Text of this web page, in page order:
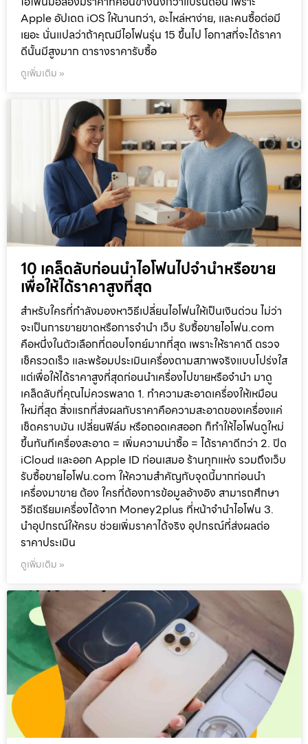
Apple อัปเดต iOS ให้นานกว่า, อะไหล่หาง่าย, และคนซื้อต่อมี
เยอะ นั่นแปลว่าถ้าคุณมีไอโฟนรุ่น 15 ขึ้นไป โอกาสที่จะได้ราคา
ดีนั้นมีสูงมาก ตารางราคารับซื้อ
ดูเพิ่มเติม »
10 เคล็ดลับก่อนนำไอโฟนไปจำนำหรือขาย
เพื่อให้ได้ราคาสูงที่สุด
สำหรับใครที่กำลังมองหาวิธีเปลี่ยนไอโฟนให้เป็นเงินด่วน ไม่ว่า
จะเป็นการขายขาดหรือการจำนำ เว็บ รับซื้อขายไอโฟน.com
คือหนึ่งในตัวเลือกที่ตอบโจทย์มากที่สุด เพราะให้ราคาดี ตรวจ
เช็ครวดเร็ว และพร้อมประเมินเครื่องตามสภาพจริงแบบโปร่งใส
แต่เพื่อให้ได้ราคาสูงที่สุดก่อนนำเครื่องไปขายหรือจำนำ มาดู
เคล็ดลับที่คุณไม่ควรพลาด 1. ทำความสะอาดเครื่องให้เหมือน
ใหม่ที่สุด สิ่งแรกที่ส่งผลกับราคาคือความสะอาดของเครื่องแค่
เช็ดคราบมัน เปลี่ยนฟิล์ม หรือถอดเคสออก ก็ทำให้ไอโฟนดูใหม่
ขึ้นทันทีเครื่องสะอาด = เพิ่มความน่าซื้อ = ได้ราคาดีกว่า 2. ปิด
iCloud และออก Apple ID ก่อนเสมอ ร้านทุกแห่ง รวมถึงเว็บ
รับซื้อขายไอโฟน.com ให้ความสำคัญกับจุดนี้มากก่อนนำ
เครื่องมาขาย ต้อง ใครที่ต้องการข้อมูลอ้างอิง สามารถศึกษา
วิธีเตรียมเครื่องได้จาก Money2plus ที่หน้าจำนำไอโฟน 3.
นำอุปกรณ์ให้ครบ ช่วยเพิ่มราคาได้จริง อุปกรณ์ที่ส่งผลต่อ
ราคาประเมิน
ดูเพิ่มเติม »